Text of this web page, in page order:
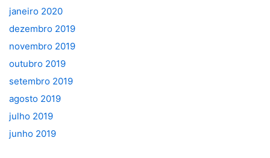
janeiro 2020
dezembro 2019
novembro 2019
outubro 2019
setembro 2019
agosto 2019
julho 2019
junho 2019